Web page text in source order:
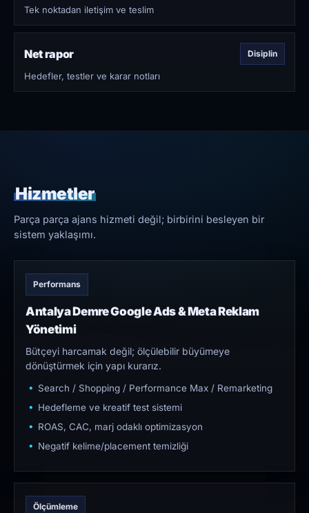
Tek noktadan iletişim ve teslim
Net rapor Disiplin
Hedefler, testler ve karar notları
Hizmetler
Parça parça ajans hizmeti değil; birbirini besleyen bir
sistem yaklaşımı.
Performans
Antalya Demre Google Ads & Meta Reklam
Yönetimi
Bütçeyi harcamak değil; ölçülebilir büyümeye
dönüştürmek için yapı kurarız.
Search / Shopping / Performance Max / Remarketing
Hedefleme ve kreatif test sistemi
ROAS, CAC, marj odaklı optimizasyon
Negatif kelime/placement temizliği
Ölçümleme